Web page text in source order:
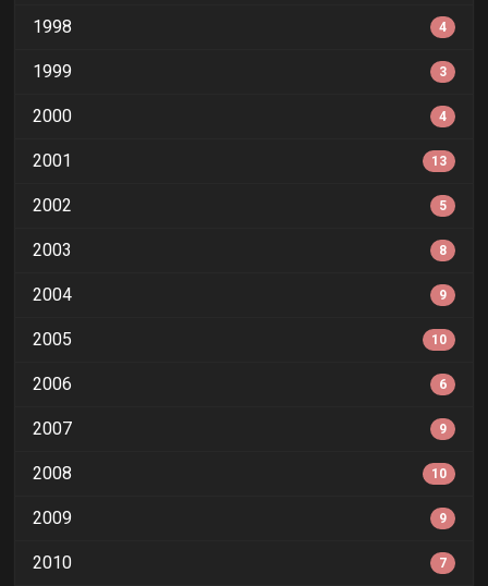
1998 4
1999 3
2000 4
2001 13
2002 5
2003 8
2004 9
2005 10
2006 6
2007 9
2008 10
2009 9
2010 7